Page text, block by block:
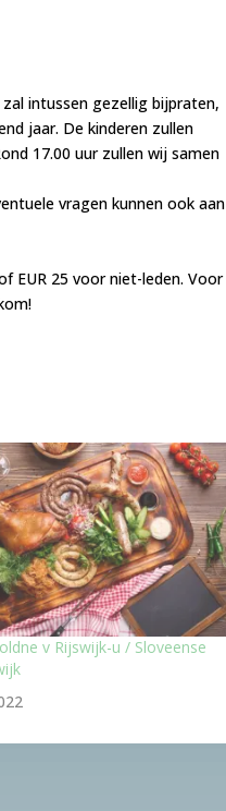
intussen gezellig bijpraten,
jaar. De kinderen zullen
17.00 uur zullen wij samen
vragen kunnen ook aan
EUR 25 voor niet-leden. Voor
v Rijswijk-u / Sloveense